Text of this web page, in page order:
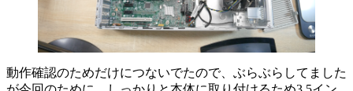
動作確認のためだけにつないでたので、ぶらぶらしてました